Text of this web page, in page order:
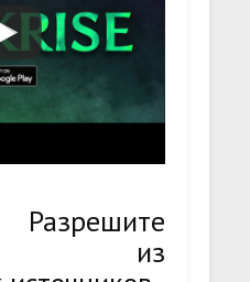
из